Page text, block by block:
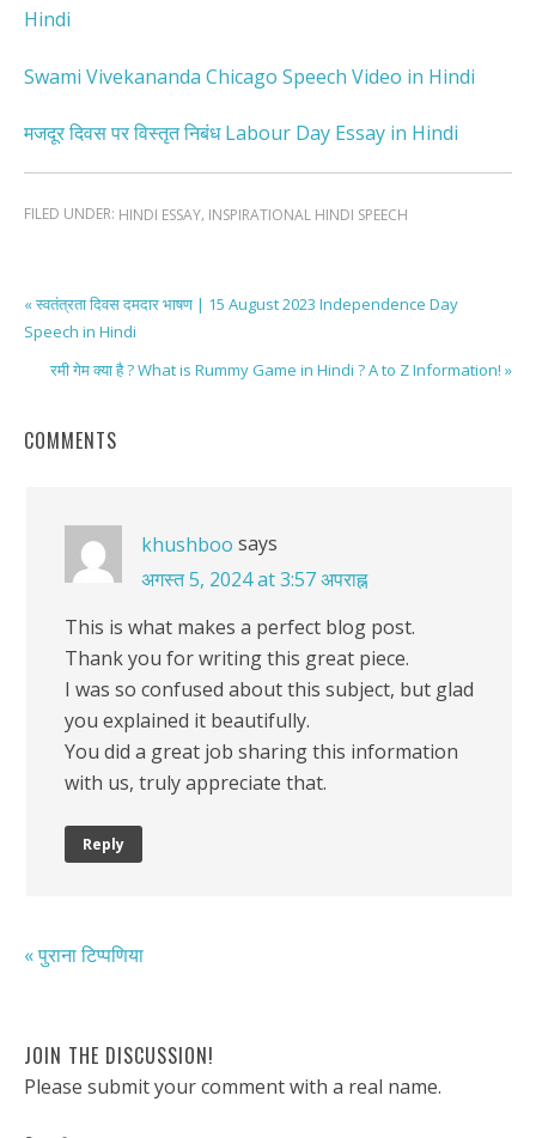
Hindi
Swami Vivekananda Chicago Speech Video in Hindi
मजदूर दिवस पर विस्तृत निबंध Labour Day Essay in Hindi
FILED UNDER: HINDI ESSAY, INSPIRATIONAL HINDI SPEECH
« स्वतंत्रता दिवस दमदार भाषण | 15 August 2023 Independence Day
Speech in Hindi
रमी गेम क्या है ? What is Rummy Game in Hindi ? A to Z Information! »
COMMENTS
khushboo says
अगस्त 5, 2024 at 3:57 अपराह्न
This is what makes a perfect blog post.
Thank you for writing this great piece.
I was so confused about this subject, but glad
you explained it beautifully.
You did a great job sharing this information
with us, truly appreciate that.
Reply
« पुराना टिप्पणिया
JOIN THE DISCUSSION!
Please submit your comment with a real name.